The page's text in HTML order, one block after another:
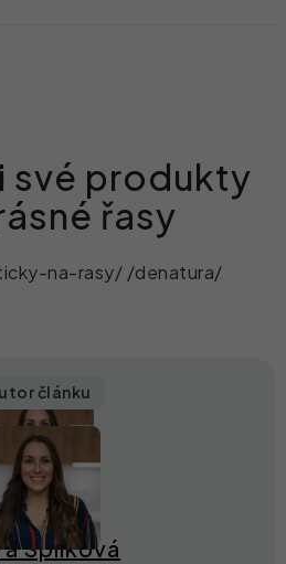
své produkty
řasy
na-rasy/ /denatura/
článku
Spilková